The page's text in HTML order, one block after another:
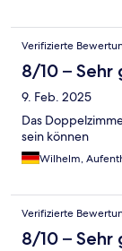
Verifizierte
8/10 – Sehr
9. Feb. 2025
Das
sein können
Wilhelm,
Verifizierte
8/10 – Sehr